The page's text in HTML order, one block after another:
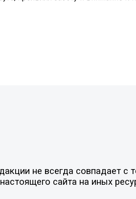
не всегда совпадает с
сайта на иных